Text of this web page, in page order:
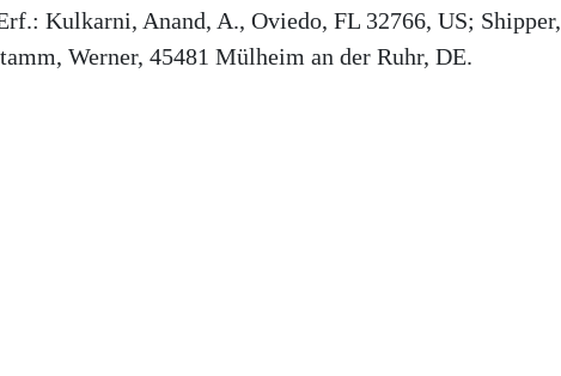
Kulkarni, Anand, A., Oviedo, FL 32766, US; Shipper,
Werner, 45481 Mülheim an der Ruhr, DE.